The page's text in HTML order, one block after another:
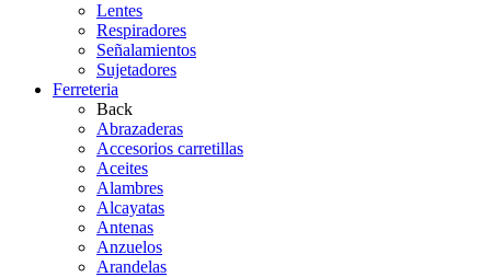
Lentes
Respiradores
Señalamientos
Sujetadores
Ferreteria
Back
Abrazaderas
Accesorios carretillas
Aceites
Alambres
Alcayatas
Antenas
Anzuelos
Arandelas